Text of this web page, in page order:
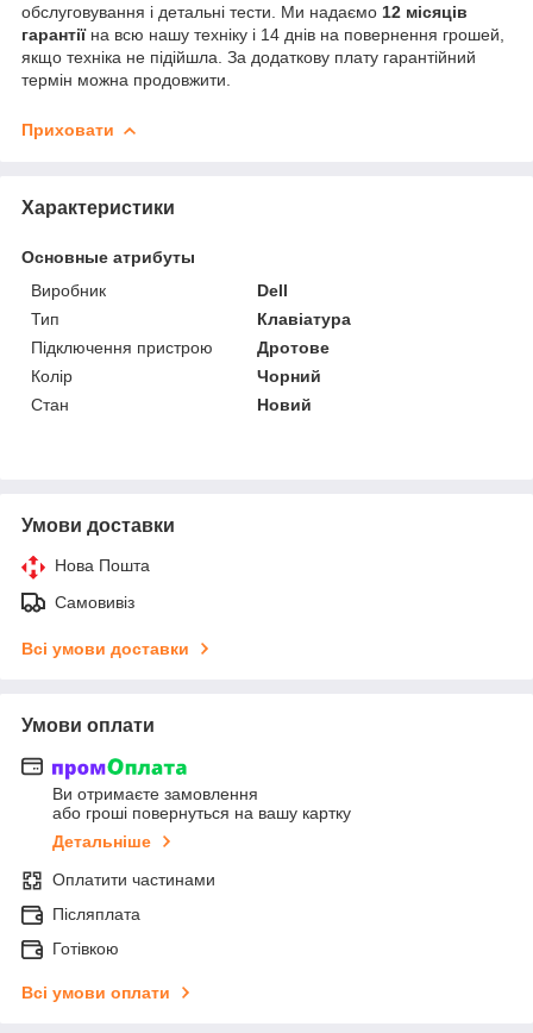
обслуговування і детальні тести. Ми надаємо 12 місяців
гарантіїна всю нашу техніку і 14 днів на повернення грошей,
якщо техніка не підійшла. За додаткову плату гарантійний
термін можна продовжити.
Приховати
Характеристики
Основные атрибуты
Виробник
Dell
Тип
Клавіатура
Підключення пристрою
Дротове
Колір
Чорний
Стан
Новий
Умови доставки
Нова Пошта
Самовивіз
Всі умови доставки
Умови оплати
Ви отримаєте замовлення
або гроші повернуться на вашу картку
Детальніше
Оплатити частинами
Післяплата
Готівкою
Всі умови оплати